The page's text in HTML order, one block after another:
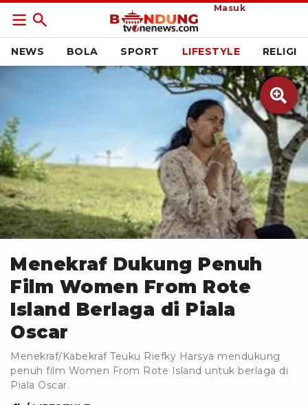
Masuk
NEWS BOLA SPORT LIFESTYLE RELIGI

IMDb
Menekraf Dukung Penuh
Film Women From Rote
Island Berlaga di Piala
Oscar
Menekraf/Kabekraf Teuku Riefky Harsya mendukung
penuh film Women From Rote Island untuk berlaga di
Piala Oscar.